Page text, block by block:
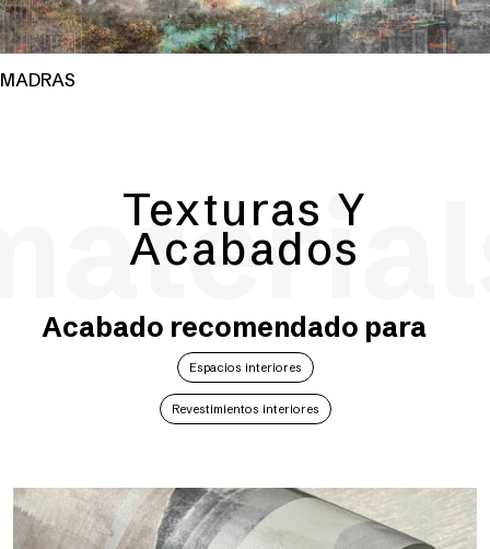
MADRAS
Texturas Y
Acabados
Acabado recomendado para
Espacios interiores
Revestimientos interiores